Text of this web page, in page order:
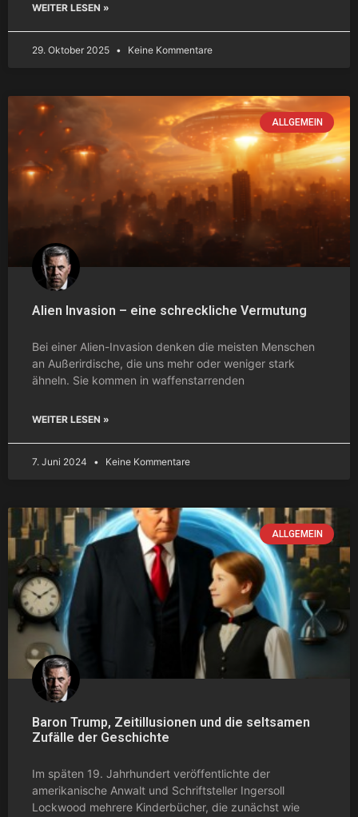
WEITER LESEN »
29. Oktober 2025 Keine Kommentare
ALLGEMEIN
Alien Invasion – eine schreckliche Vermutung
Bei einer Alien-Invasion denken die meisten Menschen
an Außerirdische, die uns mehr oder weniger stark
ähneln. Sie kommen in waffenstarrenden
WEITER LESEN »
7. Juni 2024 Keine Kommentare
ALLGEMEIN
Baron Trump, Zeitillusionen und die seltsamen
Zufälle der Geschichte
Im späten 19. Jahrhundert veröffentlichte der
amerikanische Anwalt und Schriftsteller Ingersoll
Lockwood mehrere Kinderbücher, die zunächst wie